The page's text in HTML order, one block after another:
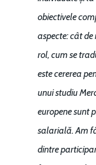
obiectivele
aspecte: cât
rol, cum se
este cererea
unui studiu
europene sunt
salarială. Am
dintre